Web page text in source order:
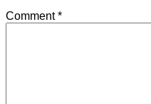
Comment*